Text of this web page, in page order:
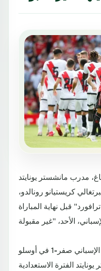
مدرب مانشستر يونايتد
كريستيانو رونالدو،
قبل نهاية المباراة
وبعدما خسر ضد أتلتيكو مدريد الإسباني صفر-1 في أوسلو
الفترة الاستعدادية